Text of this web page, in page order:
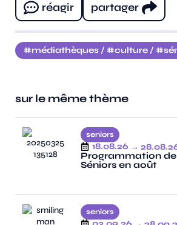
réagir
partager
médiathèques / culture /
sur le même thème
seniors
18.08.26 →
Programmation
Séniors en août
seniors